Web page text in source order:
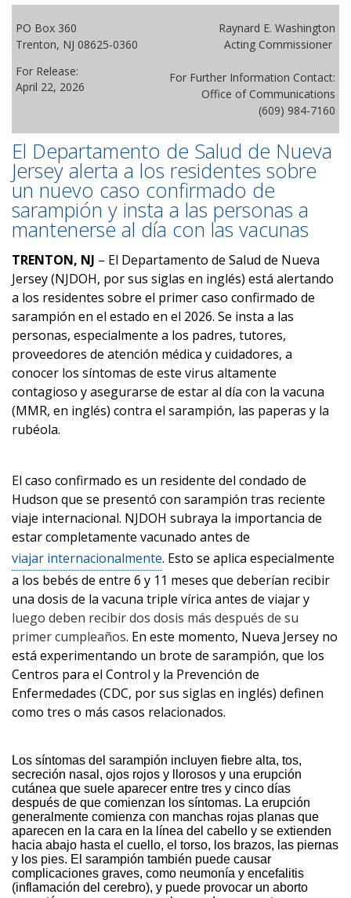
PO Box 360
Trenton, NJ 08625-0360
For Release:
April 22, 2026
Raynard E. Washington
Acting Commissioner
For Further Information Contact:
Office of Communications
(609) 984-7160
El Departamento de Salud de Nueva
Jersey alerta a los residentes sobre
un nuevo caso confirmado de
sarampión y insta a las personas a
mantenerse al día con las vacunas
TRENTON, NJ – El Departamento de Salud de Nueva
Jersey (NJDOH, por sus siglas en inglés) está alertando
a los residentes sobre el primer caso confirmado de
sarampión en el estado en el 2026. Se insta a las
personas, especialmente a los padres, tutores,
proveedores de atención médica y cuidadores, a
conocer los síntomas de este virus altamente
contagioso y asegurarse de estar al día con la vacuna
(MMR, en inglés) contra el sarampión, las paperas y la
rubéola.
El caso confirmado es un residente del condado de
Hudson que se presentó con sarampión tras reciente
viaje internacional. NJDOH subraya la importancia de
estar completamente vacunado antes de
viajar internacionalmente. Esto se aplica especialmente
a los bebés de entre 6 y 11 meses que deberían recibir
una dosis de la vacuna triple vírica antes de viajar y
luego deben recibir dos dosis más después de su
primer cumpleaños. En este momento, Nueva Jersey no
está experimentando un brote de sarampión, que los
Centros para el Control y la Prevención de
Enfermedades (CDC, por sus siglas en inglés) definen
como tres o más casos relacionados.
Los síntomas del sarampión incluyen fiebre alta, tos,
secreción nasal, ojos rojos y llorosos y una erupción
cutánea que suele aparecer entre tres y cinco días
después de que comienzan los síntomas. La erupción
generalmente comienza con manchas rojas planas que
aparecen en la cara en la línea del cabello y se extienden
hacia abajo hasta el cuello, el torso, los brazos, las piernas
y los pies. El sarampión también puede causar
complicaciones graves, como neumonía y encefalitis
(inflamación del cerebro), y puede provocar un aborto